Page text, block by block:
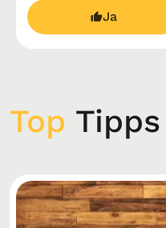
Ja
Top Tipps